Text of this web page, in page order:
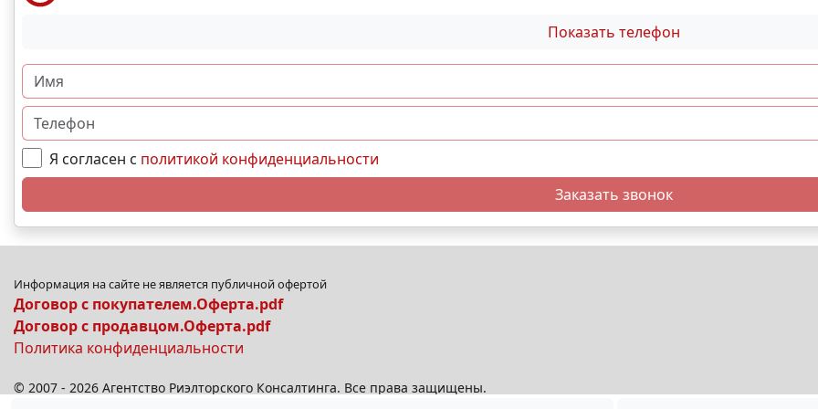
Показать телефон
Я согласен с политикой конфиденциальности
Заказать звонок
Информация на сайте не является публичной офертой
Договор с покупателем.Оферта.pdf
Договор с продавцом.Оферта.pdf
Политика конфиденциальности
© 2007 - 2026 Агентство Риэлторского Консалтинга. Все права защищены.